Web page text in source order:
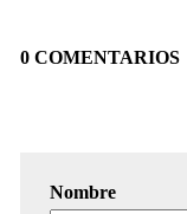
0 COMENTARIOS
Nombre